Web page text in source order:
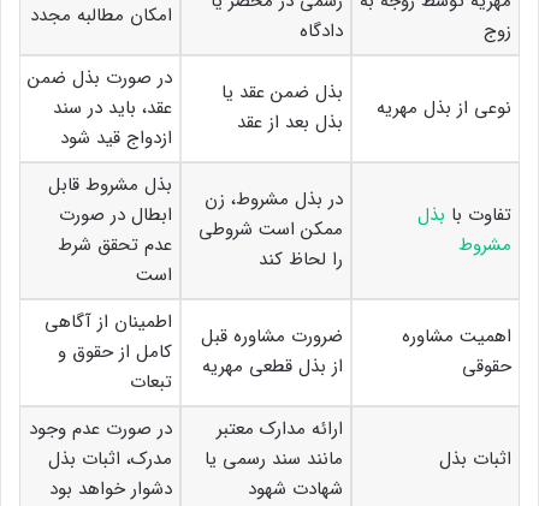
زوج
دادگاه
امکان مطالبه مجدد
نوعی از بذل مهریه
بذل ضمن عقد یا
بذل بعد از عقد
در صورت بذل ضمن
عقد، باید در سند
ازدواج قید شود
تفاوت با بذل
مشروط
در بذل مشروط، زن
ممکن است شروطی
را لحاظ کند
بذل مشروط قابل
ابطال در صورت
عدم تحقق شرط
است
اهمیت مشاوره
حقوقی
ضرورت مشاوره قبل
از بذل قطعی مهریه
اطمینان از آگاهی
کامل از حقوق و
تبعات
اثبات بذل
ارائه مدارک معتبر
مانند سند رسمی یا
شهادت شهود
در صورت عدم وجود
مدرک، اثبات بذل
دشوار خواهد بود